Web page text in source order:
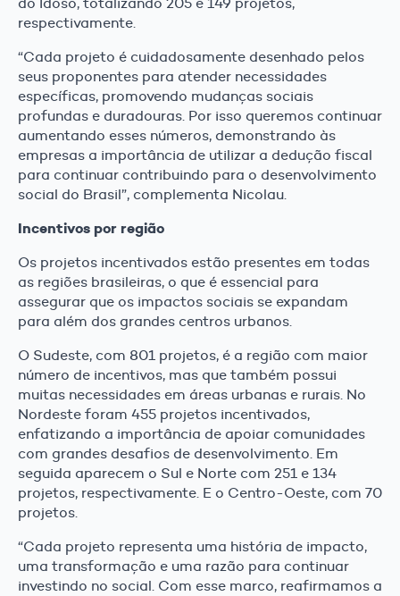
respectivamente.
“Cada projeto é cuidadosamente desenhado pelos
seus proponentes para atender necessidades
específicas, promovendo mudanças sociais
profundas e duradouras. Por isso queremos continuar
aumentando esses números, demonstrando às
empresas a importância de utilizar a dedução fiscal
para continuar contribuindo para o desenvolvimento
social do Brasil”, complementa Nicolau.
Incentivos por região
Os projetos incentivados estão presentes em todas
as regiões brasileiras, o que é essencial para
assegurar que os impactos sociais se expandam
para além dos grandes centros urbanos.
O Sudeste, com 801 projetos, é a região com maior
número de incentivos, mas que também possui
muitas necessidades em áreas urbanas e rurais. No
Nordeste foram 455 projetos incentivados,
enfatizando a importância de apoiar comunidades
com grandes desafios de desenvolvimento. Em
seguida aparecem o Sul e Norte com 251 e 134
projetos, respectivamente. E o Centro-Oeste, com 70
projetos.
“Cada projeto representa uma história de impacto,
uma transformação e uma razão para continuar
investindo no social. Com esse marco, reafirmamos a